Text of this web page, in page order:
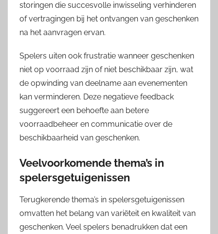
storingen die succesvolle inwisseling verhinderen
of vertragingen bij het ontvangen van geschenken
na het aanvragen ervan.
Spelers uiten ook frustratie wanneer geschenken
niet op voorraad zijn of niet beschikbaar zijn, wat
de opwinding van deelname aan evenementen
kan verminderen. Deze negatieve feedback
suggereert een behoefte aan betere
voorraadbeheer en communicatie over de
beschikbaarheid van geschenken.
Veelvoorkomende thema’s in
spelersgetuigenissen
Terugkerende thema’s in spelersgetuigenissen
omvatten het belang van variëteit en kwaliteit van
geschenken. Veel spelers benadrukken dat een